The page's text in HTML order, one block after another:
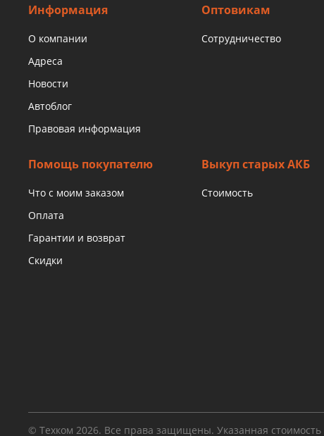
Информация
О компании
Адреса
Новости
Автоблог
Правовая информация
Оптовикам
Сотрудничество
Помощь покупателю
Что с моим заказом
Оплата
Гарантии и возврат
Скидки
Выкуп старых АКБ
Стоимость
© Техком 2026. Все права защищены. Указанная стоимость